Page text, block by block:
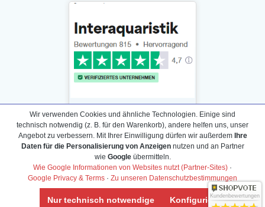
Daten­schutz­erklärung
Widerrufs­recht /Widerrufs­formular
AGB & Info
Impressum
Wir verwenden Cookies und ähnliche Technologien. Einige sind
technisch notwendig (z. B. für den Warenkorb), andere helfen uns, unser
Angebot zu verbessern. Mit Ihrer Einwilligung dürfen wir außerdem Ihre
Daten für die Personalisierung von Anzeigennutzen und an Partner
wie Googleübermitteln.
Wie Google Informationen von Websites nutzt (Partner-Sites) ·
Google Privacy & Terms · Zu unseren Datenschutzbestimmungen
Nur technisch notwendige KonfigurierenKundenbewertungen